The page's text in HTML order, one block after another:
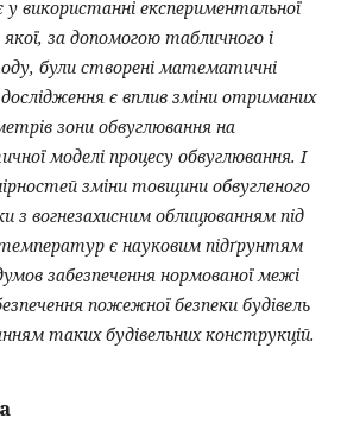
у використанні експериментальної
за допомогою табличного і
були створені математичні
є вплив зміни отриманих
зони обвуглювання на
моделі процесу обвуглювання. І
зміни товщини обвугленого
з вогнезахисним облицюванням під
температур є науковим підґрунтям
забезпечення нормованої межі
пожежної безпеки будівель
таких будівельних конструкцій.